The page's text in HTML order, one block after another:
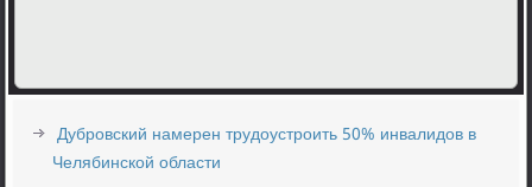
Дубровский намерен трудоустроить 50% инвалидов в
Челябинской области